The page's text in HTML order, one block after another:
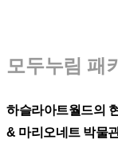
모두누림 패
하슬라아트월드의
& 마리오네트 박물